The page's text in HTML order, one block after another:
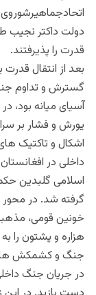
دولت داکتر نجیب
قدرت را پذیرفتند.
بعد از انتقال
گسترش و تداوم
آسیای میانه بود،
یورش و فشار بر
اشکال و تاکتیک
داخلی در
اسلامی گلبدین
گرفته شد. در
خونین قومی،
هزاره و پشتون را
جنگ و کشمکش های
در جریان جنگ